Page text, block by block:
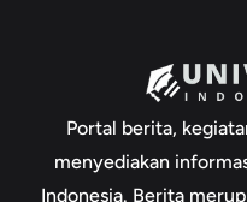
Portal berita,
menyediakan
Indonesia. Berita